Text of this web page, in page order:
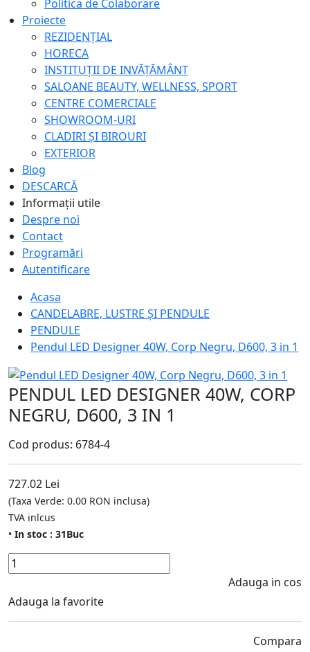
Politica de Colaborare
Proiecte
REZIDENȚIAL
HORECA
INSTITUȚII DE INVĂȚĂMÂNT
SALOANE BEAUTY, WELLNESS, SPORT
CENTRE COMERCIALE
SHOWROOM-URI
CLADIRI ȘI BIROURI
EXTERIOR
Blog
DESCARCĂ
Informații utile
Despre noi
Contact
Programări
Autentificare
Acasa
CANDELABRE, LUSTRE ȘI PENDULE
PENDULE
Pendul LED Designer 40W, Corp Negru, D600, 3 in 1
PENDUL LED DESIGNER 40W, CORP
NEGRU, D600, 3 IN 1
Cod produs: 6784-4
727.02 Lei
(Taxa Verde: 0.00 RON inclusa)
TVA inlcus
• In stoc : 31Buc
Adauga in cos
Adauga la favorite
Compara